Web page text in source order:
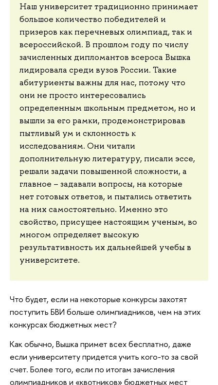
Наш университет традиционно принимает
большое количество победителей и
призеров как перечневых олимпиад, так и
всероссийской. В прошлом году по числу
зачисленных дипломантов всероса Вышка
лидировала среди вузов России. Такие
абитуриенты важны для нас, потому что
они не просто интересовались
определенным школьным предметом, но и
вышли за его рамки, продемонстрировав
пытливый ум и склонность к
исследованиям. Они читали
дополнительную литературу, писали эссе,
решали задачи повышенной сложности, а
главное – задавали вопросы, на которые
нет готовых ответов, и пытались ответить
на них самостоятельно. Именно это
свойство, присущее настоящим ученым, во
многом определяет высокую
результативность их дальнейшей учебы в
университете.
Что будет, если на некоторые конкурсы захотят
поступить БВИ больше олимпиадников, чем на этих
конкурсах бюджетных мест?
Как обычно, Вышка примет всех бесплатно, даже
если университету придется учить кого-то за свой
счет. Более того, если по итогам зачисления
олимпиадников и «квотников» бюджетных мест